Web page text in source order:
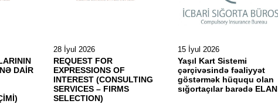
DAİR
28 İyul 2026
REQUEST FOR
EXPRESSIONS OF
INTEREST (CONSULTING
SERVICES – FIRMS
SELECTION)
15 İyul 2026
Yaşıl Kart Sistemi
çərçivəsində fəaliyyət
göstərmək hüququ olan
sığortaçılar barədə ELAN